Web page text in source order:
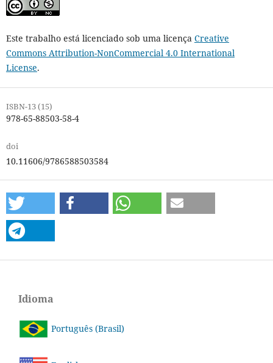
Este trabalho está licenciado sob uma licença Creative
Commons Attribution-NonCommercial 4.0 International
License.
ISBN-13 (15)
978-65-88503-58-4
doi
10.11606/9786588503584
Idioma
Português (Brasil)